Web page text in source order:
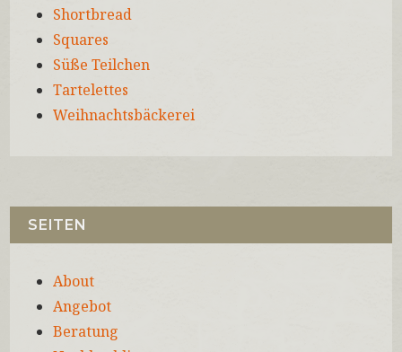
Shortbread
Squares
Süße Teilchen
Tartelettes
Weihnachtsbäckerei
SEITEN
About
Angebot
Beratung